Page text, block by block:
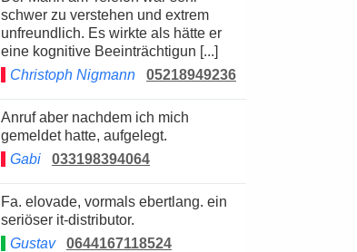
schwer zu verstehen und extrem
unfreundlich. Es wirkte als hätte er
eine kognitive Beeinträchtigun [...]
Christoph Nigmann
05218949236
Anruf aber nachdem ich mich
gemeldet hatte, aufgelegt.
Gabi
033198394064
Fa. elovade, vormals ebertlang. ein
seriöser it-distributor.
Gustav
0644167118524